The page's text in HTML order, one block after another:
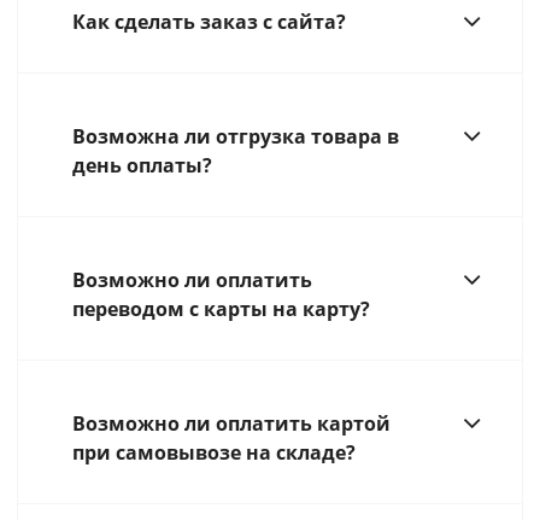
Как сделать заказ с сайта?
Возможна ли отгрузка товара в
день оплаты?
Возможно ли оплатить
переводом с карты на карту?
Возможно ли оплатить картой
при самовывозе на складе?